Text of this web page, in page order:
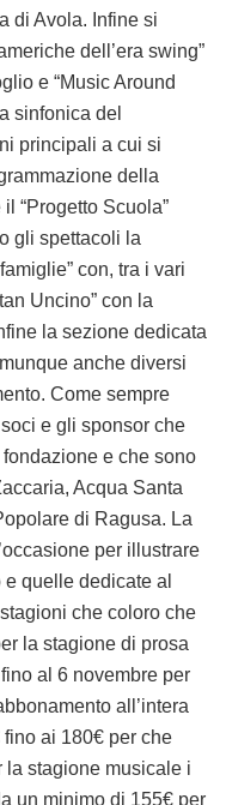
di Avola. Infine si
dell’era swing”
e “Music Around
sinfonica del
principali a cui si
della
“Progetto Scuola”
gli spettacoli la
con, tra i vari
Uncino” con la
la sezione dedicata
anche diversi
Come sempre
e gli sponsor che
e che sono
Acqua Santa
di Ragusa. La
per illustrare
quelle dedicate al
che coloro che
la stagione di prosa
al 6 novembre per
all’intera
ai 180€ per che
la stagione musicale i
un minimo di 155€ per